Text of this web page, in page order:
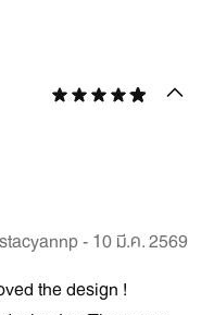
stacyannp-10 มี.ค. 2569
the design !